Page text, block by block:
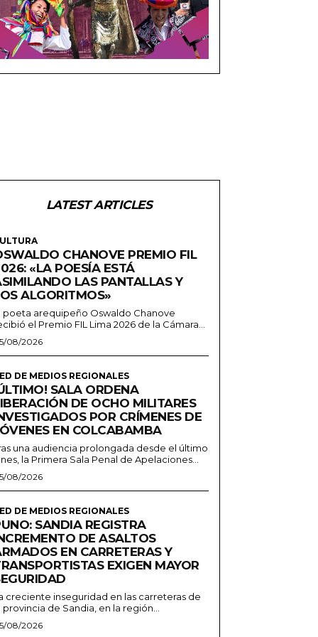
LATEST ARTICLES
CHANOVE PREMIO FIL
«LA POESÍA ESTÁ
LAS PANTALLAS Y
ALGORITMOS»
poeta arequipeño Oswaldo Chanove
el Premio FIL Lima 2026 de la Cámara...
08/2026
DE MEDIOS REGIONALES
SALA ORDENA
DE OCHO MILITARES
POR CRÍMENES DE
EN COLCABAMBA
una audiencia prolongada desde el último
la Primera Sala Penal de Apelaciones...
08/2026
DE MEDIOS REGIONALES
SANDIA REGISTRA
DE ASALTOS
EN CARRETERAS Y
EXIGEN MAYOR
creciente inseguridad en las carreteras de
provincia de Sandia, en la región...
08/2026